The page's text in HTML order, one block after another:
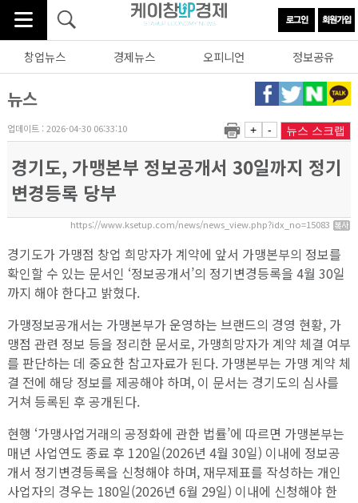
창업뉴스 경제뉴스 오피니언 정보공유
뉴스
업데이트 : 2026-04-30 06:33:10 + - 뉴스 스크랩
경기도, 가맹본부 정보공개서 30일까지 정기
변경등록 당부
https://www.ksetup.com/news/news_view.php?idx_no=15083
경기도가 가맹점 창업 희망자가 계약에 앞서 가맹본부의 정보를
확인할 수 있는 문서인 ‘정보공개서’의 정기변경등록을 4월 30일
까지 해야 한다고 밝혔다.
가맹정보공개서는 가맹본부가 운영하는 브랜드의 경영 현황, 가
맹점 관련 정보 등을 정리한 문서로, 가맹희망자가 계약 체결 여부
를 판단하는 데 중요한 참고자료가 된다. 가맹본부는 가맹 계약 체
결 전에 해당 정보를 제공해야 하며, 이 문서는 경기도의 심사를
거쳐 등록된 후 공개된다.
현행 ‘가맹사업거래의 공정화에 관한 법률’에 따르면 가맹본부는
매년 사업연도 종료 후 120일(2026년 4월 30일) 이내에 정보공
개서 정기변경등록을 신청해야 하며, 재무제표를 작성하는 개인
사업자의 경우는 180일(2026년 6월 29일) 이내에 신청해야 한